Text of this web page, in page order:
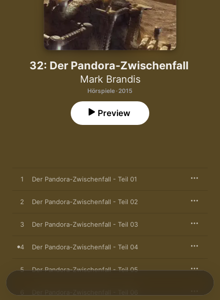
32: Der Pandora-Zwischenfall
Mark Brandis
Hörspiele · 2015
Preview
1 Der Pandora-Zwischenfall - Teil 01
2 Der Pandora-Zwischenfall - Teil 02
3 Der Pandora-Zwischenfall - Teil 03
4 Der Pandora-Zwischenfall - Teil 04
5 Der Pandora-Zwischenfall - Teil 05
6 Der Pandora-Zwischenfall - Teil 06